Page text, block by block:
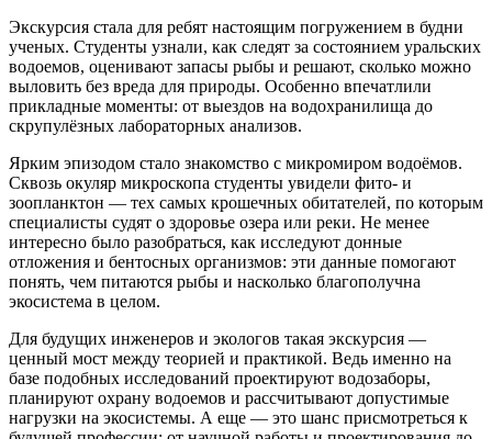
Экскурсия стала для ребят настоящим погружением в будни
ученых. Студенты узнали, как следят за состоянием уральских
водоемов, оценивают запасы рыбы и решают, сколько можно
выловить без вреда для природы. Особенно впечатлили
прикладные моменты: от выездов на водохранилища до
скрупулёзных лабораторных анализов.
Ярким эпизодом стало знакомство с микромиром водоёмов.
Сквозь окуляр микроскопа студенты увидели фито‑ и
зоопланктон — тех самых крошечных обитателей, по которым
специалисты судят о здоровье озера или реки. Не менее
интересно было разобраться, как исследуют донные
отложения и бентосных организмов: эти данные помогают
понять, чем питаются рыбы и насколько благополучна
экосистема в целом.
Для будущих инженеров и экологов такая экскурсия —
ценный мост между теорией и практикой. Ведь именно на
базе подобных исследований проектируют водозаборы,
планируют охрану водоемов и рассчитывают допустимые
нагрузки на экосистемы. А еще — это шанс присмотреться к